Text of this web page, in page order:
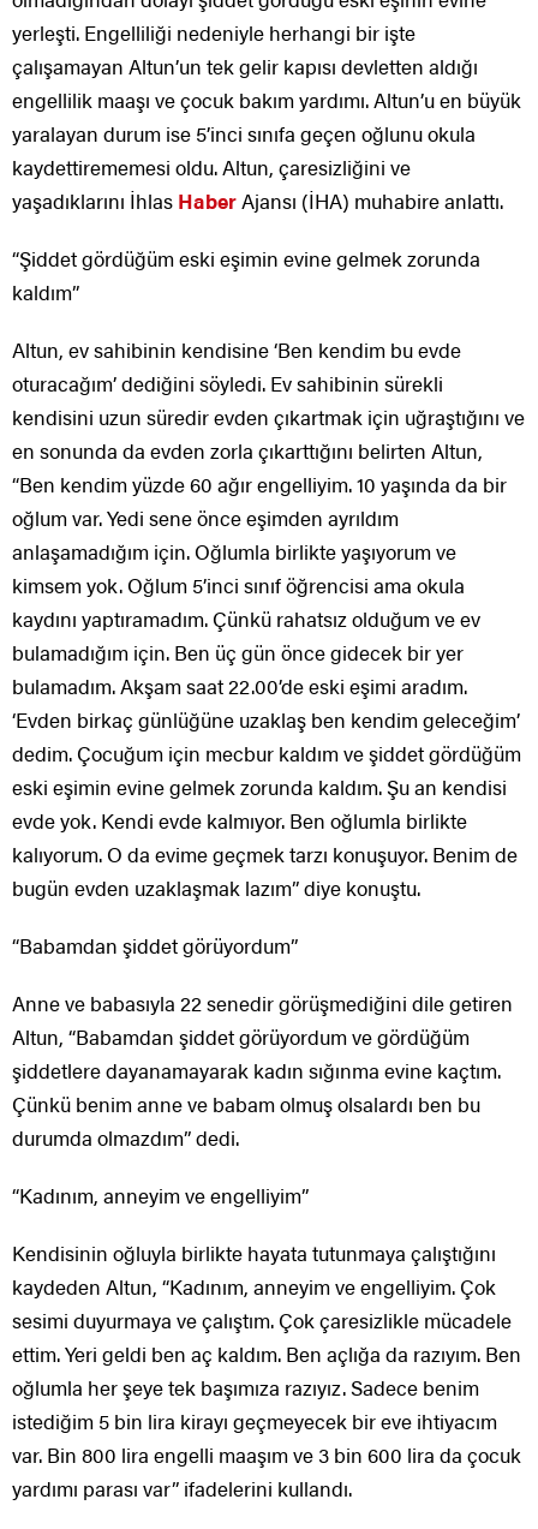
yerleşti. Engelliliği nedeniyle herhangi bir işte
çalışamayan Altun’un tek gelir kapısı devletten aldığı
engellilik maaşı ve çocuk bakım yardımı. Altun’u en büyük
yaralayan durum ise 5’inci sınıfa geçen oğlunu okula
kaydettirememesi oldu. Altun, çaresizliğini ve
yaşadıklarını İhlas HaberAjansı (İHA) muhabire anlattı.
“Şiddet gördüğüm eski eşimin evine gelmek zorunda
kaldım”
Altun, ev sahibinin kendisine ‘Ben kendim bu evde
oturacağım’ dediğini söyledi. Ev sahibinin sürekli
kendisini uzun süredir evden çıkartmak için uğraştığını ve
en sonunda da evden zorla çıkarttığını belirten Altun,
“Ben kendim yüzde 60 ağır engelliyim. 10 yaşında da bir
oğlum var. Yedi sene önce eşimden ayrıldım
anlaşamadığım için. Oğlumla birlikte yaşıyorum ve
kimsem yok. Oğlum 5’inci sınıf öğrencisi ama okula
kaydını yaptıramadım. Çünkü rahatsız olduğum ve ev
bulamadığım için. Ben üç gün önce gidecek bir yer
bulamadım. Akşam saat 22.00’de eski eşimi aradım.
‘Evden birkaç günlüğüne uzaklaş ben kendim geleceğim’
dedim. Çocuğum için mecbur kaldım ve şiddet gördüğüm
eski eşimin evine gelmek zorunda kaldım. Şu an kendisi
evde yok. Kendi evde kalmıyor. Ben oğlumla birlikte
kalıyorum. O da evime geçmek tarzı konuşuyor. Benim de
bugün evden uzaklaşmak lazım” diye konuştu.
“Babamdan şiddet görüyordum”
Anne ve babasıyla 22 senedir görüşmediğini dile getiren
Altun, “Babamdan şiddet görüyordum ve gördüğüm
şiddetlere dayanamayarak kadın sığınma evine kaçtım.
Çünkü benim anne ve babam olmuş olsalardı ben bu
durumda olmazdım” dedi.
“Kadınım, anneyim ve engelliyim”
Kendisinin oğluyla birlikte hayata tutunmaya çalıştığını
kaydeden Altun, “Kadınım, anneyim ve engelliyim. Çok
sesimi duyurmaya ve çalıştım. Çok çaresizlikle mücadele
ettim. Yeri geldi ben aç kaldım. Ben açlığa da razıyım. Ben
oğlumla her şeye tek başımıza razıyız. Sadece benim
istediğim 5 bin lira kirayı geçmeyecek bir eve ihtiyacım
var. Bin 800 lira engelli maaşım ve 3 bin 600 lira da çocuk
yardımı parası var” ifadelerini kullandı.